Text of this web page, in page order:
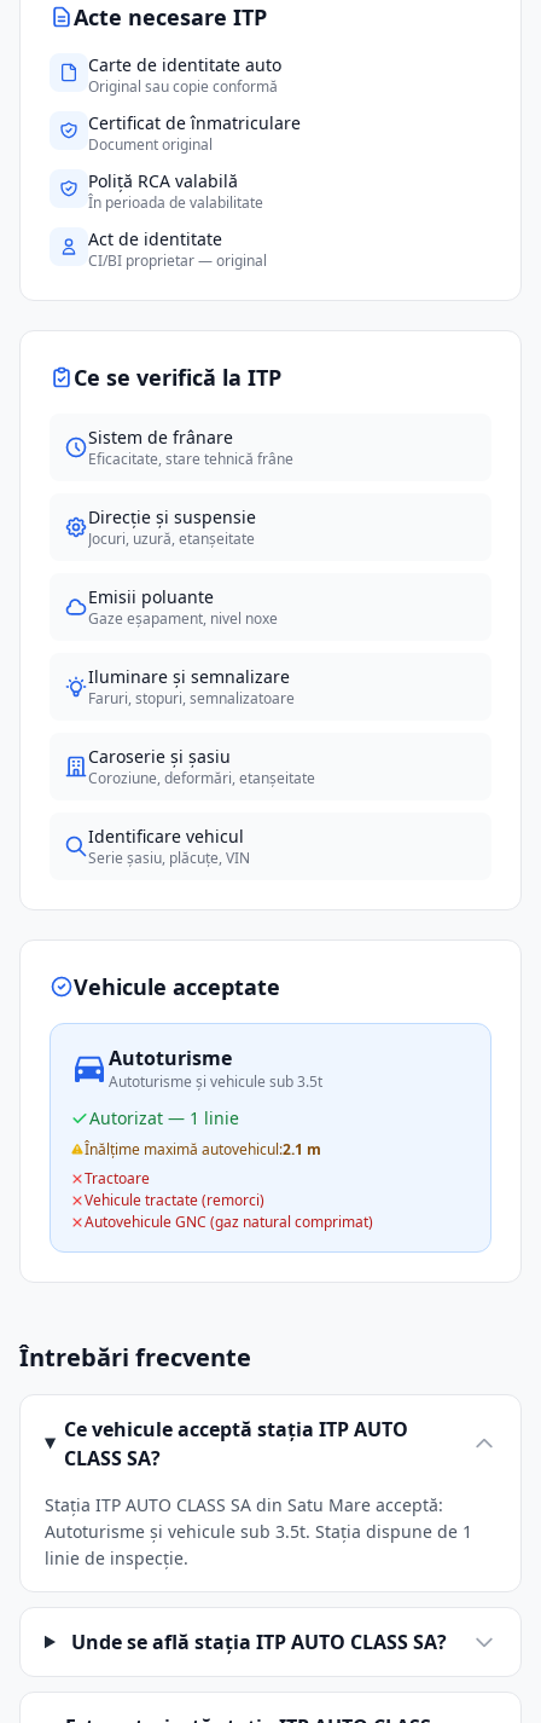
Acte necesare ITP
Carte de identitate auto
Original sau copie conformă
Certificat de înmatriculare
Document original
Poliță RCA valabilă
În perioada de valabilitate
Act de identitate
CI/BI proprietar — original
Ce se verifică la ITP
Sistem de frânare
Eficacitate, stare tehnică frâne
Direcție și suspensie
Jocuri, uzură, etanșeitate
Emisii poluante
Gaze eșapament, nivel noxe
Iluminare și semnalizare
Faruri, stopuri, semnalizatoare
Caroserie și șasiu
Coroziune, deformări, etanșeitate
Identificare vehicul
Serie șasiu, plăcuțe, VIN
Vehicule acceptate
Autoturisme
Autoturisme și vehicule sub 3.5t
Autorizat — 1 linie
Înălțime maximă autovehicul:2.1 m
Tractoare
Vehicule tractate (remorci)
Autovehicule GNC (gaz natural comprimat)
Întrebări frecvente
Ce vehicule acceptă stația ITP AUTO
CLASS SA?
Stația ITP AUTO CLASS SA din Satu Mare acceptă:
Autoturisme și vehicule sub 3.5t. Stația dispune de 1
linie de inspecție.
Unde se află stația ITP AUTO CLASS SA?